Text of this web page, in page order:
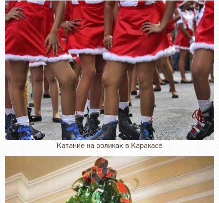
Катание на роликах в Каракасе